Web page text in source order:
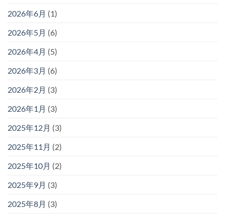
2026年6月 (1)
2026年5月 (6)
2026年4月 (5)
2026年3月 (6)
2026年2月 (3)
2026年1月 (3)
2025年12月 (3)
2025年11月 (2)
2025年10月 (2)
2025年9月 (3)
2025年8月 (3)